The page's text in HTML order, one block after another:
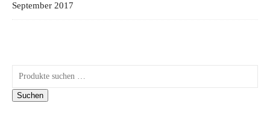
September 2017
Suchen nach:
Suchen